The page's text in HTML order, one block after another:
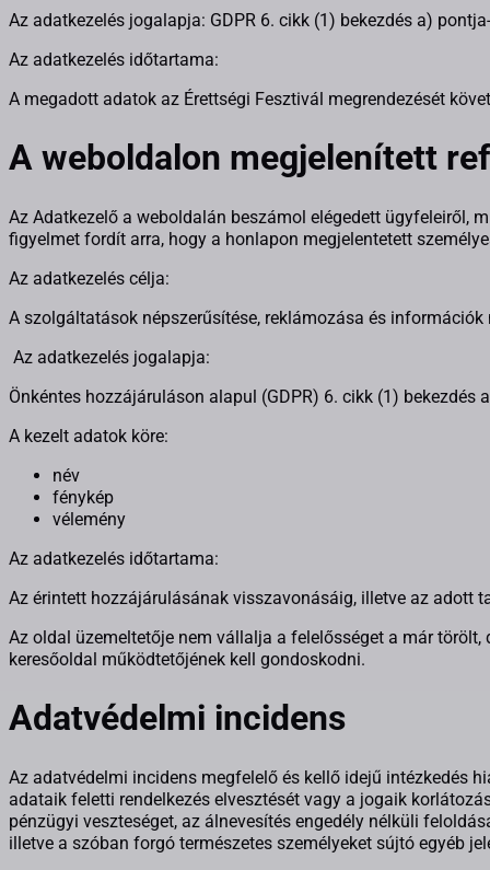
Az adatkezelés jogalapja: GDPR 6. cikk (1) bekezdés a)
Az adatkezelés időtartama:
A megadott adatok az Érettségi Fesztivál megrendezését
A weboldalon megjelenített
Az Adatkezelő a weboldalán beszámol elégedett ügyfeleiről,
figyelmet fordít arra, hogy a honlapon megjelentetett
Az adatkezelés célja:
A szolgáltatások népszerűsítése, reklámozása és
Az adatkezelés jogalapja:
Önkéntes hozzájáruláson alapul (GDPR) 6. cikk (1) bekezdés
A kezelt adatok köre:
név
fénykép
vélemény
Az adatkezelés időtartama:
Az érintett hozzájárulásának visszavonásáig, illetve az adott
Az oldal üzemeltetője nem vállalja a felelősséget a már
keresőoldal működtetőjének kell gondoskodni.
Adatvédelmi incidens
Az adatvédelmi incidens megfelelő és kellő idejű intézkedés
adataik feletti rendelkezés elvesztését vagy a jogaik
pénzügyi veszteséget, az álnevesítés engedély nélküli
illetve a szóban forgó természetes személyeket sújtó egyéb